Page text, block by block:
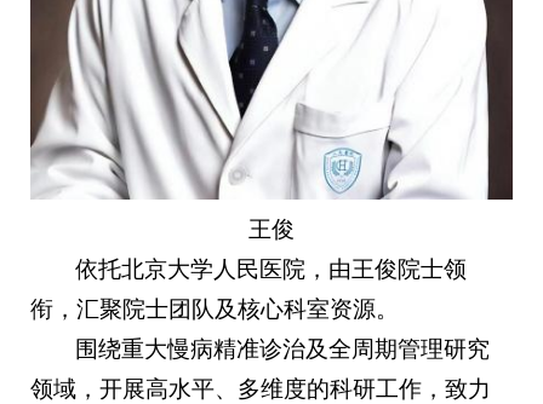
王俊
依托北京大学人民医院，由王俊院士领
衔，汇聚院士团队及核心科室资源。
围绕重大慢病精准诊治及全周期管理研究
领域，开展高水平、多维度的科研工作，致力